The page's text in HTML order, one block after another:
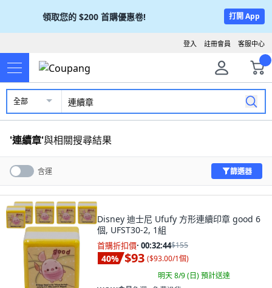
領取您的 $200 首購優惠卷! 打開 App
客服中心
註冊會員
登入
全部
'連續章'與相關搜尋結果
含運 篩選器
Disney 迪士尼 Ufufy 方形連續印章 good 6
個, UFST30-2, 1組
首購折扣價· 00:32:42$155
40% $93 ($93.00/1個)
明天 8/9 (日)預計送達